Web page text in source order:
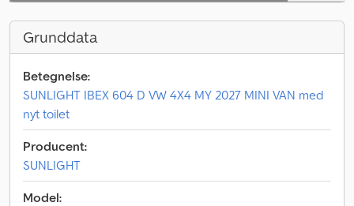
Grunddata
Betegnelse:
SUNLIGHT IBEX 604 D VW 4X4 MY 2027 MINI VAN med
nyt toilet
Producent:
SUNLIGHT
Model: